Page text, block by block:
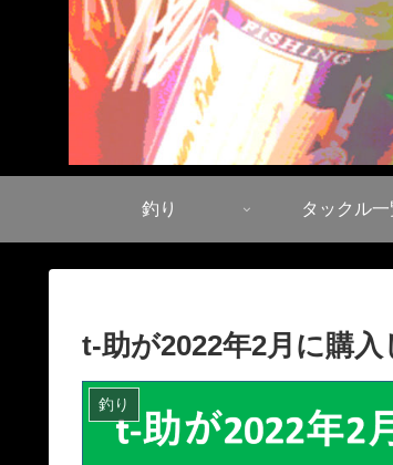
釣り タックル一
t-助が2022年2月に購
釣り